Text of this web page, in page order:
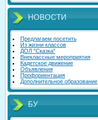
НОВОСТИ
Предлагаем посетить
Из жизни классов
ДОЛ "Сказка"
Внеклассные мероприятия
Кадетское движение
Объявления
Профориентация
Дополнительное образование
БУ